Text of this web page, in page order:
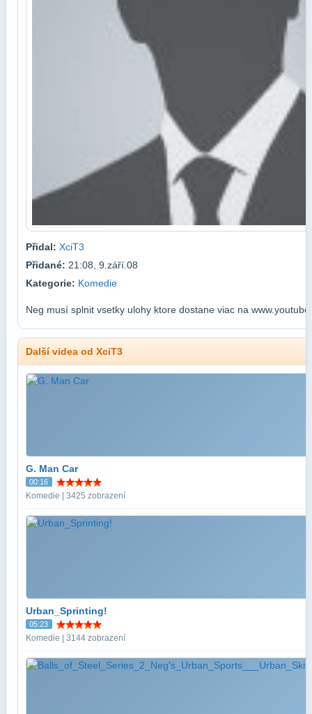
Přidal: XciT3
Přidané: 21:08, 9.září.08
Kategorie: Komedie
Neg musí splnit vsetky ulohy ktore dostane viac na
Další videa od XciT3
G. Man Car
00:16
Komedie | 3425 zobrazení
Urban_Sprinting!
05:23
Komedie | 3144 zobrazení